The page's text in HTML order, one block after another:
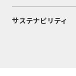
サステナビリティ